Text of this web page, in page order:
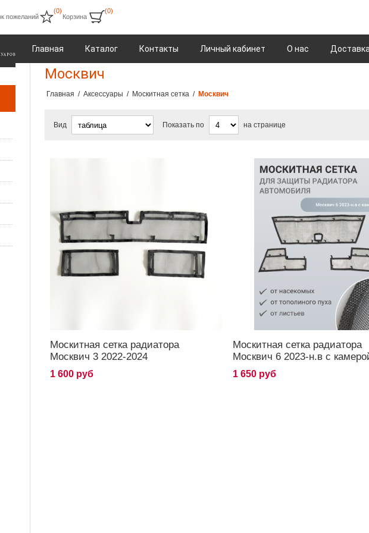
пожеланий
(0)
Корзина
(0)
Главная Каталог Контакты Личный кабинет О нас
Москвич
Главная / Аксессуары / Москитная сетка / Москвич
Вид Показать по на странице
Москитная сетка радиатора
Москвич 3 2022-2024
1 600 руб
Москитная сетка радиатора
Москвич 6 2023-н.в с
1 650 руб